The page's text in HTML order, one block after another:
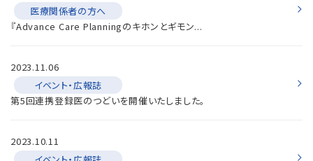
医療関係者の方へ
『Advance Care Planningのキホンとギモン...
2023.11.06
イベント・広報誌
第5回連携登録医のつどいを開催いたしました。
2023.10.11